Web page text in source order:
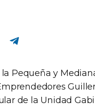
Pequeña y
de la Unidad